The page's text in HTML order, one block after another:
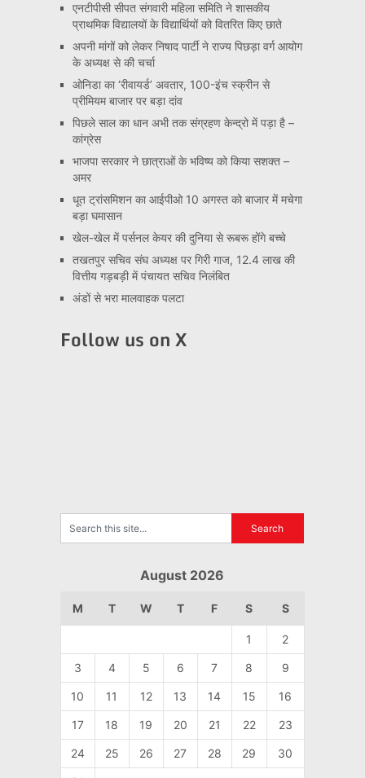
एनटीपीसी सीपत संगवारी महिला समिति ने शासकीय
प्राथमिक विद्यालयों के विद्यार्थियों को वितरित किए छाते
अपनी मांगों को लेकर निषाद पार्टी ने राज्य पिछड़ा वर्ग आयोग
के अध्यक्ष से की चर्चा
ओनिडा का ‘रीवायर्ड’ अवतार, 100-इंच स्क्रीन से
प्रीमियम बाजार पर बड़ा दांव
पिछले साल का धान अभी तक संग्रहण केन्द्रो में पड़ा है –
कांग्रेस
भाजपा सरकार ने छात्राओं के भविष्य को किया सशक्त –
अमर
धूत ट्रांसमिशन का आईपीओ 10 अगस्त को बाजार में मचेगा
बड़ा घमासान
खेल-खेल में पर्सनल केयर की दुनिया से रूबरू होंगे बच्चे
तखतपुर सचिव संघ अध्यक्ष पर गिरी गाज, 12.4 लाख की
वित्तीय गड़बड़ी में पंचायत सचिव निलंबित
अंडों से भरा मालवाहक पलटा
Follow us on X
August 2026
M T W T F S S
1 2
3 4 5 6 7 8 9
10 11 12 13 14 15 16
17 18 19 20 21 22 23
24 25 26 27 28 29 30